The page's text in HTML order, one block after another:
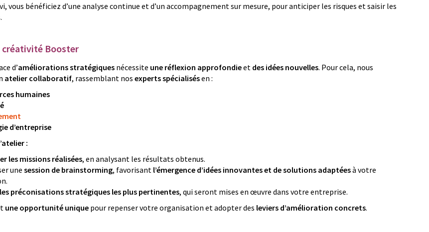
vous bénéficiez d’une analyse continue et d’un accompagnement sur mesure, pour anticiper les risques et saisir les
créativité Booster
d’améliorations stratégiques nécessite une réflexion approfondieet des idées nouvelles. Pour cela, nous
atelier collaboratif, rassemblant nos experts spécialisésen :
humaines
d’entreprise
:
les missions réalisées, en analysant les résultats obtenus.
unesession de brainstorming, favorisant l’émergence d’idées innovantes et de solutions adaptéesà votre
les préconisations stratégiques les plus pertinentes, qui seront mises en œuvre dans votre entreprise.
une opportunité unique pour repenser votre organisation et adopter des leviers d’amélioration concrets.